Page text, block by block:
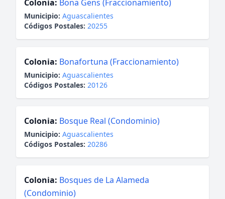
Colonia: Bona Gens (Fraccionamiento)
Municipio: Aguascalientes
Códigos Postales: 20255
Colonia: Bonafortuna (Fraccionamiento)
Municipio: Aguascalientes
Códigos Postales: 20126
Colonia: Bosque Real (Condominio)
Municipio: Aguascalientes
Códigos Postales: 20286
Colonia: Bosques de La Alameda
(Condominio)